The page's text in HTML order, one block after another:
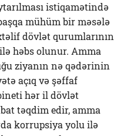
istiqamətində
mühüm bir məsələ
dövlət qurumlarının
həbs olunur. Amma
ziyanın nə qədərinin
açıq və şəffaf
hər il dövlət
təqdim edir, amma
korrupsiya yolu ilə